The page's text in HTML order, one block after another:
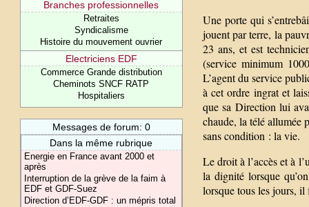
Branches professionnelles
Retraites
Syndicalisme
Histoire du mouvement ouvrier
Electriciens EDF
Commerce Grande distribution
Cheminots SNCF RATP
Hospitaliers
Messages de forum: 0
Dans la même rubrique
Energie en France avant 2000 et
après
Interruption de la grève de la faim à
EDF et GDF-Suez
Direction d’EDF-GDF : un mépris total
Une porte qui
jouent par terre, la
23 ans, et est
(service minimum
L’agent du service
à cet ordre ingrat et
que sa Direction lui
chaude, la télé allumée
sans condition : la vie.
Le droit à l’accès et à
la dignité lorsque
lorsque tous les jours,